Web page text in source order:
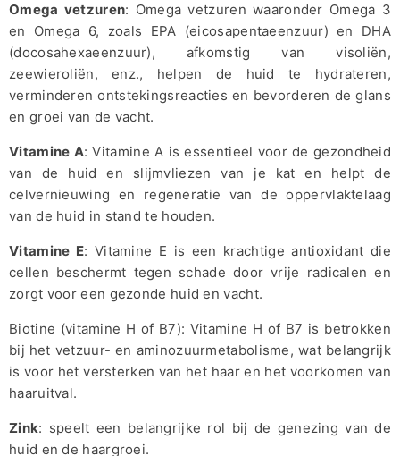
Omega vetzuren: Omega vetzuren waaronder Omega 3
en Omega 6, zoals EPA (eicosapentaeenzuur) en DHA
(docosahexaeenzuur), afkomstig van visoliën,
zeewieroliën, enz., helpen de huid te hydrateren,
verminderen ontstekingsreacties en bevorderen de glans
en groei van de vacht.
Vitamine A: Vitamine A is essentieel voor de gezondheid
van de huid en slijmvliezen van je kat en helpt de
celvernieuwing en regeneratie van de oppervlaktelaag
van de huid in stand te houden.
Vitamine E: Vitamine E is een krachtige antioxidant die
cellen beschermt tegen schade door vrije radicalen en
zorgt voor een gezonde huid en vacht.
Biotine (vitamine H of B7): Vitamine H of B7 is betrokken
bij het vetzuur- en aminozuurmetabolisme, wat belangrijk
is voor het versterken van het haar en het voorkomen van
haaruitval.
Zink: speelt een belangrijke rol bij de genezing van de
huid en de haargroei.